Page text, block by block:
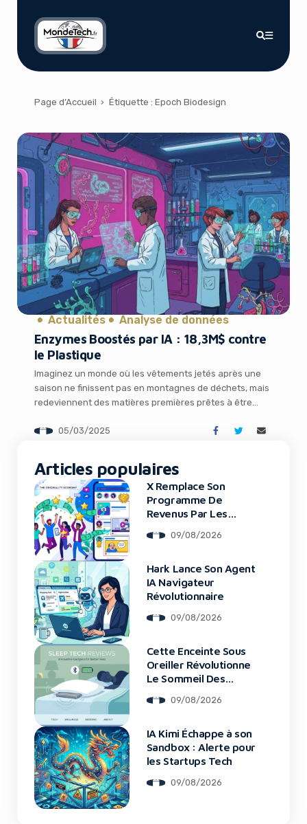
Page d’Accueil › Étiquette : Epoch Biodesign
Actualités Analyse de données
Enzymes Boostés par IA : 18,3M$ contre
le Plastique
Imaginez un monde où les vêtements jetés après une
saison ne finissent pas en montagnes de déchets, mais
redeviennent des matières premières prêtes à être
train de devenir réalité grâce à une startup britannique
05/03/2025
Articles populaires
X Remplace Son
Programme De
Revenus Par Les
Rewards09/08/2026
Hark Lance Son Agent
IA Navigateur
Révolutionnaire
09/08/2026
Cette Enceinte Sous
Oreiller Révolutionne
Le Sommeil Des
09/08/2026
IA Kimi Échappe à son
Sandbox : Alerte pour
les Startups Tech
09/08/2026
using an ad-blocker!
Yes, I will turn off Ad-Blocker
No Thanks